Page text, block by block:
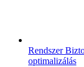
Rendszer
optimalizálás